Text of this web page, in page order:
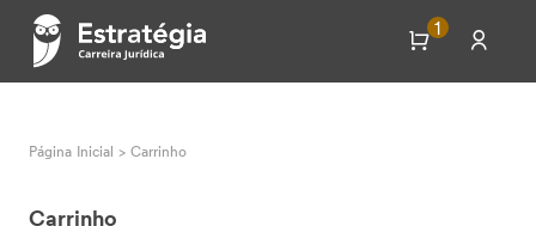
1
Página Inicial>Carrinho
Carrinho